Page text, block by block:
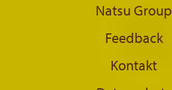
Natsu Group
Feedback
Kontakt